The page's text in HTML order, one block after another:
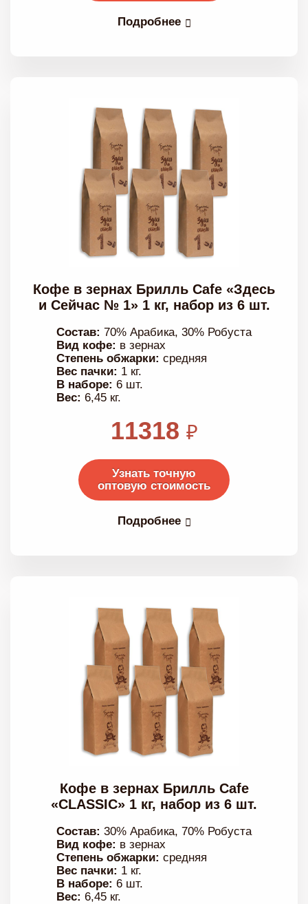
Подробнее
Кофе в зернах Брилль Cafe «Здесь
и Сейчас № 1» 1 кг, набор из 6 шт.
Состав: 70% Арабика, 30% Робуста
Вид кофе: в зернах
Степень обжарки: средняя
Вес пачки: 1 кг.
В наборе: 6 шт.
Вес: 6,45 кг.
11318 ₽
Узнать точную
оптовую стоимость
Подробнее
Кофе в зернах Брилль Cafe
«CLASSIC» 1 кг, набор из 6 шт.
Состав: 30% Арабика, 70% Робуста
Вид кофе: в зернах
Степень обжарки: средняя
Вес пачки: 1 кг.
В наборе: 6 шт.
Вес: 6,45 кг.